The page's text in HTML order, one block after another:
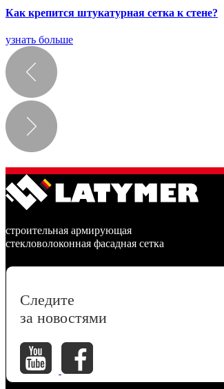
Как крепится штукатурная сетка к стене?
узнать больше
строительная армирующая
стекловолоконная фасадная сетка
Следите
за новостями